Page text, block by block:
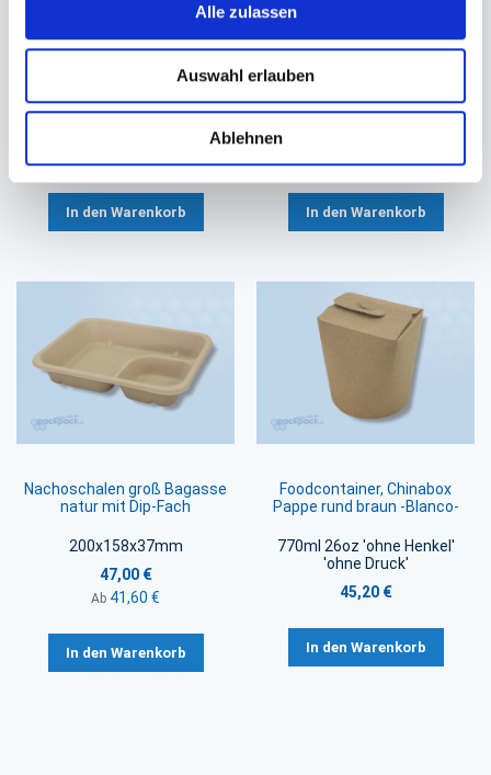
Alle zulassen
Auswahl erlauben
Ablehnen
Snackschale, Pappschale
140x80x55mm
In den Warenkorb
Nachoschalen klein Bagasse
152x115x40mm
In den Warenkorb
Nachoschalen groß Bagasse
natur mit Dip-Fach
200x158x37mm
47,00 €
Ab 41,60 €
In den Warenkorb
Foodcontainer, Chinabox
Pappe rund braun -Blanco-
770ml 26oz 'ohne Henkel'
'ohne Druck'
45,20 €
In den Warenkorb